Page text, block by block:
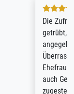
eine
Hause